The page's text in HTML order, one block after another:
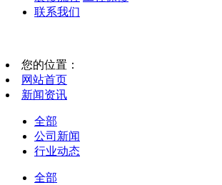
联系我们
您的位置：
网站首页
新闻资讯
全部
公司新闻
行业动态
全部